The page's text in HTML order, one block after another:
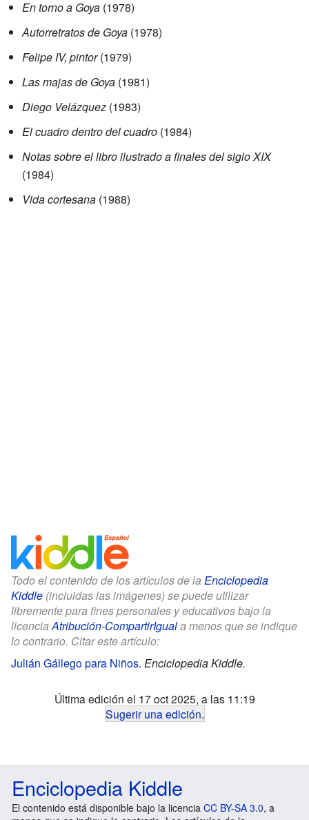
En torno a Goya (1978)
Autorretratos de Goya (1978)
Felipe IV, pintor(1979)
Las majas de Goya (1981)
Diego Velázquez (1983)
El cuadro dentro del cuadro (1984)
Notas sobre el libro ilustrado a finales del siglo XIX
(1984)
Vida cortesana (1988)
Todo el contenido de los artículos de la Enciclopedia
Kiddle (incluidas las imágenes) se puede utilizar
libremente para fines personales y educativos bajo la
licenciaAtribución-CompartirIguala menos que se indique
lo contrario. Citar este artículo:
Julián Gállego para Niños. Enciclopedia Kiddle.
Última edición el 17 oct 2025, a las 11:19
Sugerir una edición.
Enciclopedia Kiddle
El contenido está disponible bajo la licencia CC BY-SA 3.0, a